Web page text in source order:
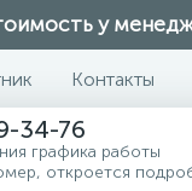
у
Контакты
34-76
графика работы
откроется